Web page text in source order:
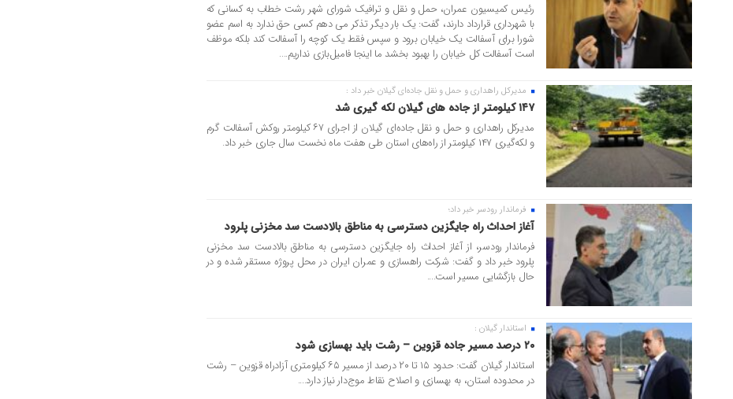
رئیس کمیسیون عمران، حمل و نقل و ترافیک شورای شهر رشت خطاب به کسانی که
با شهرداری قرارداد دارند، گفت: یک بار دیگر تذکر می دهم کسی حق ندارد به اسم عضو
شورا برای آسفالت یک خیابان برود و سپس فقط یک کوچه را آسفالت کند بلکه موظف
است آسفالت کل خیابان را بهبود بخشد ما اینجا فامیل‌بازی نداریم....
۱۱ آبان ۱۴۰۴
مدیرکل راهداری و حمل‌ و نقل جاده‌ای گیلان خبر داد :
۱۴۷ کیلومتر از جاده های گیلان لکه گیری شد
مدیرکل راهداری و حمل‌ و نقل جاده‌ای گیلان از اجرای ۶۷ کیلومتر روکش آسفالت گرم
و لکه‌گیری ۱۴۷ کیلومتر از راه‌های استان طی هفت‌ ماه نخست سال جاری خبر داد.
۰۷ آبان ۱۴۰۴
فرماندار رودسر خبر داد؛
آغاز احداث راه جایگزین دسترسی به مناطق بالادست سد مخزنی پلرود
فرماندار رودسر، از آغاز احداث راه جایگزین دسترسی به مناطق بالادست سد مخزنی
پلرود خبر داد و گفت: شرکت راهسازی و عمران ایران در محل پروژه مستقر شده و در
حال بازگشایی مسیر است....
۰۶ آبان ۱۴۰۴
استاندار گیلان :
۲۰ درصد مسیر جاده قزوین – رشت باید بهسازی شود
استاندار گیلان گفت: حدود ۱۵ تا ۲۰ درصد از مسیر ۶۵ کیلومتری آزادراه قزوین – رشت
در محدوده استان، به بهسازی و اصلاح نقاط موج‌دار نیاز دارد....